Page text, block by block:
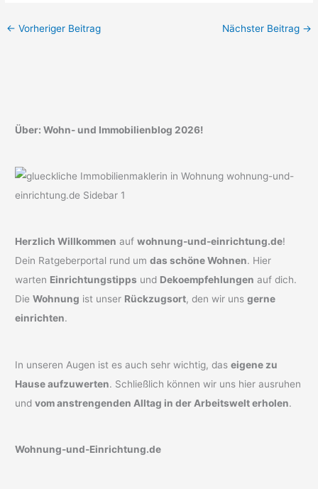
← Vorheriger Beitrag Nächster Beitrag →
Über: Wohn- und Immobilienblog 2026!
Herzlich Willkommen aufwohnung-und-einrichtung.de!
Dein Ratgeberportal rund umdas schöne Wohnen. Hier
warten Einrichtungstipps und Dekoempfehlungen auf dich.
DieWohnung ist unser Rückzugsort, den wir unsgerne
einrichten.
In unseren Augen ist es auch sehr wichtig, daseigene zu
Hause aufzuwerten. Schließlich können wir uns hier ausruhen
undvom anstrengenden Alltag in der Arbeitswelt erholen.
Wohnung-und-Einrichtung.de